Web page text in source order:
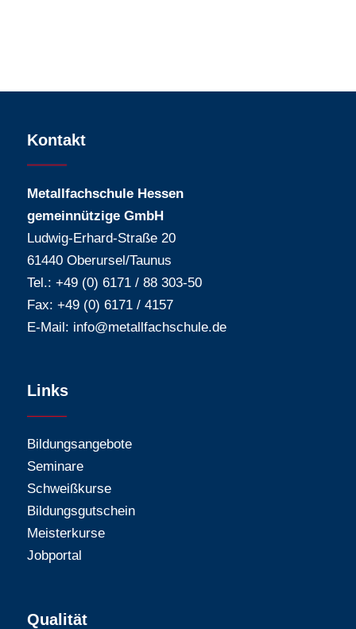
Kontakt
Metallfachschule Hessen
gemeinnützige GmbH
Ludwig-Erhard-Straße 20
61440 Oberursel/Taunus
Tel.: +49 (0) 6171 / 88 303-50
Fax: +49 (0) 6171 / 4157
E-Mail: info@metallfachschule.de
Links
Bildungsangebote
Seminare
Schweißkurse
Bildungsgutschein
Meisterkurse
Jobportal
Qualität